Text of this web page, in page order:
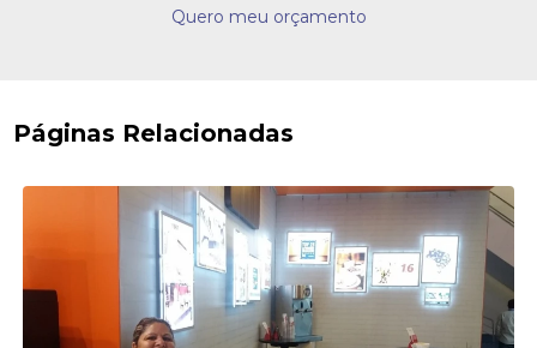
Quero meu orçamento
Páginas Relacionadas